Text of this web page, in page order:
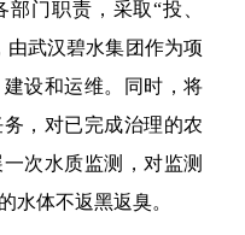
门职责，采取“投、
由武汉碧水集团作为项
设和运维。同时，将
，对已完成治理的农
次水质监测，对监测
水体不返黑返臭。